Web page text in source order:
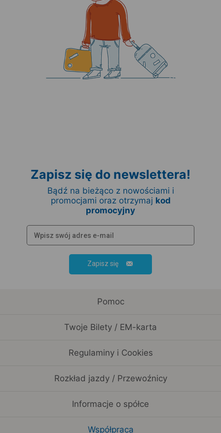
Zapisz się do newslettera!
Bądź na bieżąco z nowościami i
promocjami oraz otrzymaj kod
promocyjny
Zapisz się
Pomoc
Twoje Bilety / EM-karta
Regulaminy i Cookies
Rozkład jazdy / Przewoźnicy
Informacje o spółce
Współpraca